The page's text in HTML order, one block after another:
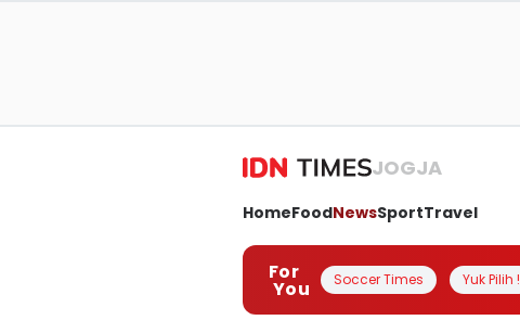
JOGJA
HomeFoodNewsSportTravel
For
You Soccer Times Yuk Pilih !